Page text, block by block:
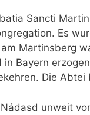
Sancti
Es
Martinsberg
Bayern
Die Abtei
unweit